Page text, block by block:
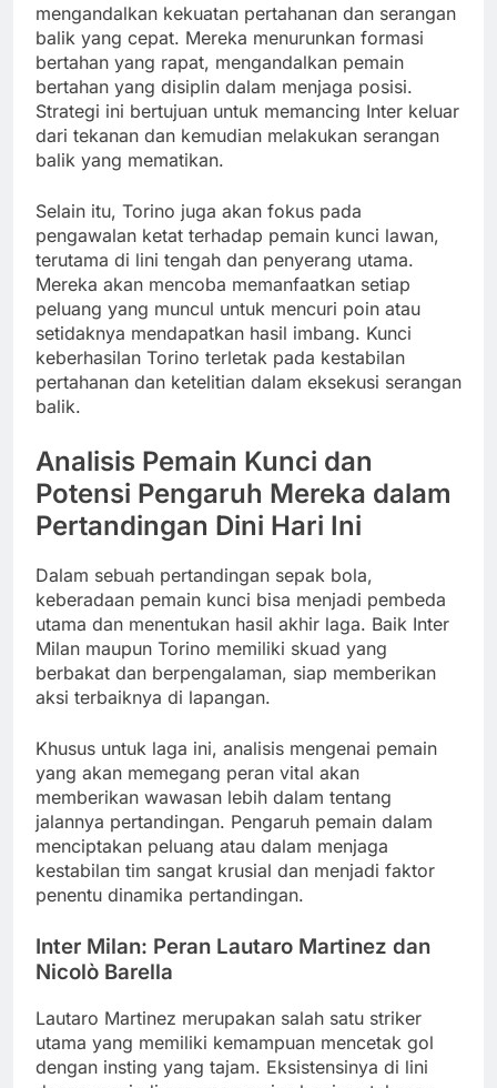
mengandalkan kekuatan pertahanan dan serangan
balik yang cepat. Mereka menurunkan formasi
bertahan yang rapat, mengandalkan pemain
bertahan yang disiplin dalam menjaga posisi.
Strategi ini bertujuan untuk memancing Inter keluar
dari tekanan dan kemudian melakukan serangan
balik yang mematikan.
Selain itu, Torino juga akan fokus pada
pengawalan ketat terhadap pemain kunci lawan,
terutama di lini tengah dan penyerang utama.
Mereka akan mencoba memanfaatkan setiap
peluang yang muncul untuk mencuri poin atau
setidaknya mendapatkan hasil imbang. Kunci
keberhasilan Torino terletak pada kestabilan
pertahanan dan ketelitian dalam eksekusi serangan
balik.
Analisis Pemain Kunci dan
Potensi Pengaruh Mereka dalam
Pertandingan Dini Hari Ini
Dalam sebuah pertandingan sepak bola,
keberadaan pemain kunci bisa menjadi pembeda
utama dan menentukan hasil akhir laga. Baik Inter
Milan maupun Torino memiliki skuad yang
berbakat dan berpengalaman, siap memberikan
aksi terbaiknya di lapangan.
Khusus untuk laga ini, analisis mengenai pemain
yang akan memegang peran vital akan
memberikan wawasan lebih dalam tentang
jalannya pertandingan. Pengaruh pemain dalam
menciptakan peluang atau dalam menjaga
kestabilan tim sangat krusial dan menjadi faktor
penentu dinamika pertandingan.
Inter Milan: Peran Lautaro Martinez dan
Nicolò Barella
Lautaro Martinez merupakan salah satu striker
utama yang memiliki kemampuan mencetak gol
dengan insting yang tajam. Eksistensinya di lini